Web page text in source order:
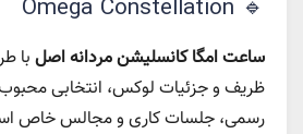
🔹 Omega Constellation
ساعت امگا کانسلیشن مردانه اصل با
ظریف و جزئیات لوکس، انتخابی
رسمی، جلسات کاری و مجالس خاص